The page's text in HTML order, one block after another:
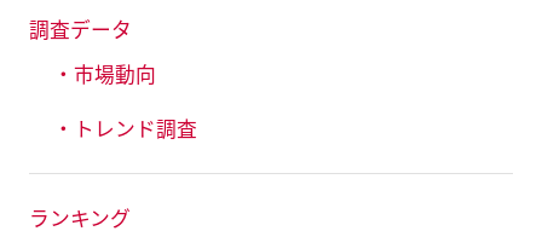
調査データ
・市場動向
・トレンド調査
ランキング